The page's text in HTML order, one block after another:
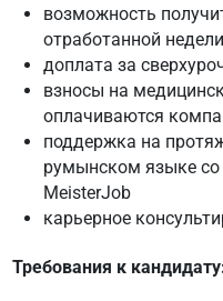
возможность
отработанной недели
доплата за
взносы на
оплачиваются
поддержка на
румынском языке со
MeisterJob
карьерное
Требования к